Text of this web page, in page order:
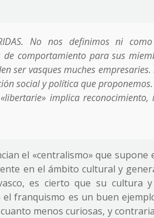
No nos definimos ni
comportamiento para sus
ser vasques muches
social y política que
implica
el «centralismo» que
en el ámbito cultural y
es cierto que su cultura
franquismo es un buen
menos curiosas, y